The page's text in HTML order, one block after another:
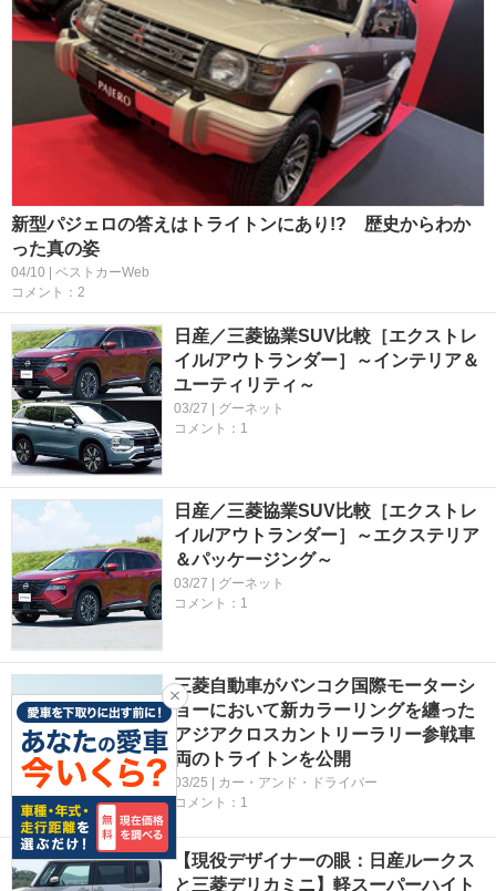
新型パジェロの答えはトライトンにあり!? 歴史からわか
った真の姿
04/10 | ベストカーWeb
コメント：2
日産／三菱協業SUV比較［エクストレ
イル/アウトランダー］～インテリア＆
ユーティリティ～
03/27 | グーネット
コメント：1
日産／三菱協業SUV比較［エクストレ
イル/アウトランダー］～エクステリア
＆パッケージング～
03/27 | グーネット
コメント：1
三菱自動車がバンコク国際モーターシ
ョーにおいて新カラーリングを纏った
アジアクロスカントリーラリー参戦車
両のトライトンを公開
03/25 | カー・アンド・ドライバー
コメント：1
【現役デザイナーの眼：日産ルークス
と三菱デリカミニ】軽スーパーハイト